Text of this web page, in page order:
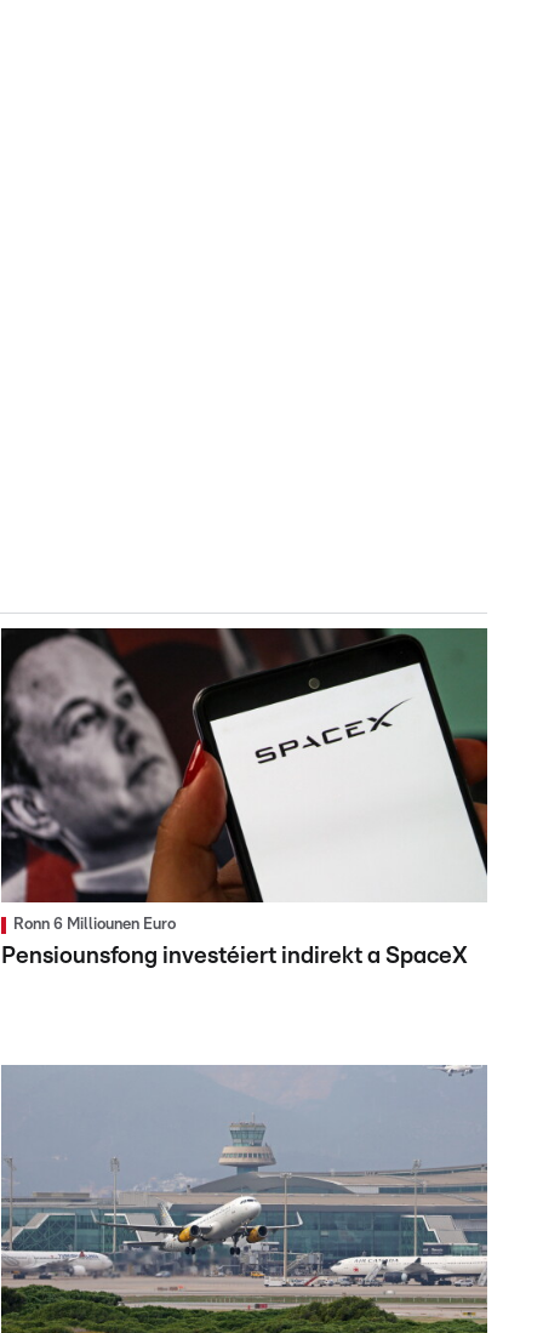
Ronn 6 Milliounen Euro
Pensiounsfong investéiert indirekt a SpaceX